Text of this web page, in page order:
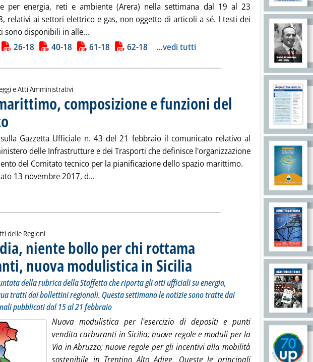
per energia, reti e ambiente (Arera) nella settimana dal 19 al 23
relativi ai settori elettrico e gas, non oggetto di articoli a sé. I testi dei
sono disponibili in alle... Leggi tutta la notizia: 'Autorità, gli ultimi provvedimenti
PDF alla notizia
26-18 40-18 61-18 62-18 ...vedi tutti
e Atti Amministrativi
composizione e funzioni del
. Pubblicata giovedì 22 febbraio 2018 alle 15.59.
Gazzetta Ufficiale n. 43 del 21 febbraio il comunicato relativo al
delle Infrastrutture e dei Trasporti che definisce l'organizzazione
del Comitato tecnico per la pianificazione dello spazio marittimo.
13 novembre 2017, d... Leggi tutta la notizia: 'Spazio marittimo, composizione e
PDF alla notizia
delle Regioni
niente bollo per chi rottama
nuova modulistica in Sicilia . Sottotitolo: La 251esima puntata della
. Pubblicata giovedì 22 febbraio 2018 alle 15.38.
della rubrica della Staffetta che riporta gli atti ufficiali su energia,
tratti dai bollettini regionali. Questa settimana le notizie sono tratte dai
pubblicati dal 15 al 21 febbraio
Nuova modulistica per l'esercizio di depositi e punti
vendita carburanti in Sicilia; nuove regole e moduli per la
Via in Abruzzo; nuove regole per gli incentivi alla mobilità
sostenibile in Trentino Alto Adige. Queste le principali